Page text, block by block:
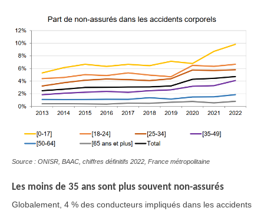
Source : ONISR, BAAC, chiffres définitifs 2022, France métropolitaine
Les moins de 35 ans sont plus souvent non-assurés
Globalement, 4 % des conducteurs impliqués dans les accidents